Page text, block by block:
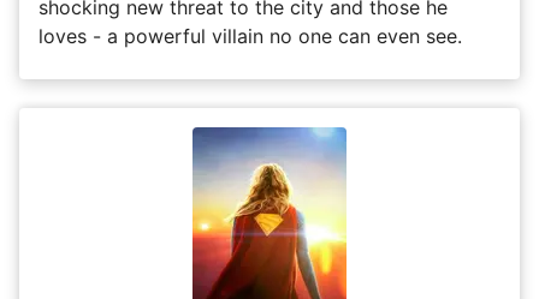
shocking new threat to the city and those he
loves - a powerful villain no one can even see.